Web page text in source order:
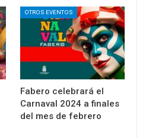
OTROS EVENTOS
Fabero celebrará el
Carnaval 2024 a finales
del mes de febrero